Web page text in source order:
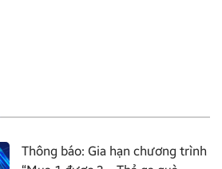
Thông báo: Gia hạn chương trình